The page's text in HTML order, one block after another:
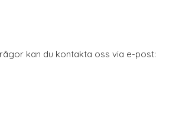
kan du kontakta oss via e-post: